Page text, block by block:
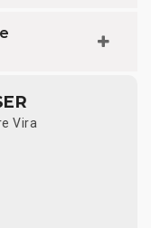
Vira